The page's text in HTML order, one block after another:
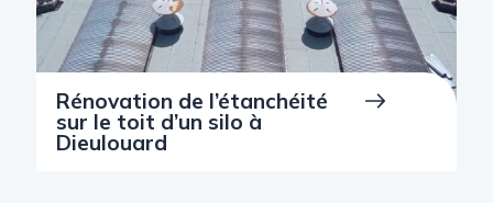
Rénovation de l’étanchéité
sur le toit d’un silo à
Dieulouard